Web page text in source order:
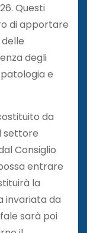
Questi
di apportare
degli
e
da
settore
Consiglio
entrare
la
invariata da
sarà poi